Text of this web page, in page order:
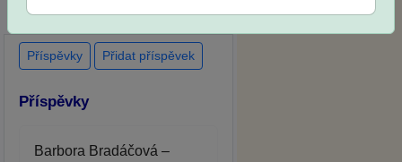
zkouškách
Příspěvky Přidat příspěvek
Příspěvky
Barbora Bradáčová –